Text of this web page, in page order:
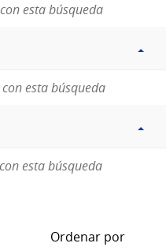
esta búsqueda
esta búsqueda
esta búsqueda
Ordenar por